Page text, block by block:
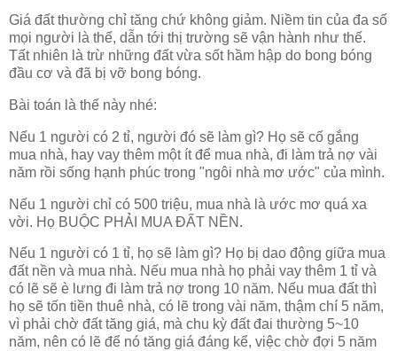
Giá đất thường chỉ tăng chứ không giảm. Niềm tin của đa số
mọi người là thế, dẫn tới thị trường sẽ vận hành như thế.
Tất nhiên là trừ những đất vừa sốt hầm hập do bong bóng
đầu cơ và đã bị vỡ bong bóng.
Bài toán là thế này nhé:
Nếu 1 người có 2 tỉ, người đó sẽ làm gì? Họ sẽ cố gắng
mua nhà, hay vay thêm một ít để mua nhà, đi làm trả nợ vài
năm rồi sống hạnh phúc trong "ngôi nhà mơ ước" của mình.
Nếu 1 người chỉ có 500 triệu, mua nhà là ước mơ quá xa
vời. Họ BUỘC PHẢI MUA ĐẤT NỀN.
Nếu 1 người có 1 tỉ, họ sẽ làm gì? Họ bị dao động giữa mua
đất nền và mua nhà. Nếu mua nhà họ phải vay thêm 1 tỉ và
có lẽ sẽ è lưng đi làm trả nợ trong 10 năm. Nếu mua đất thì
họ sẽ tốn tiền thuê nhà, có lẽ trong vài năm, thậm chí 5 năm,
vì phải chờ đất tăng giá, mà chu kỳ đất đai thường 5~10
năm, nên có lẽ để nó tăng giá đáng kể, việc chờ đợi 5 năm